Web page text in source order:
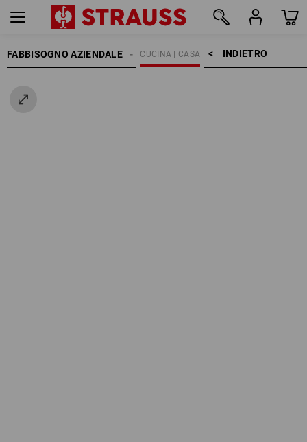
FABBISOGNO AZIENDALE INDIETRO    >
CUCINA | CASA